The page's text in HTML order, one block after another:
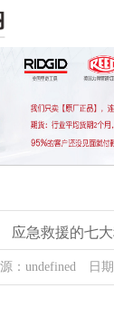
应急救援的七
：undefined 日